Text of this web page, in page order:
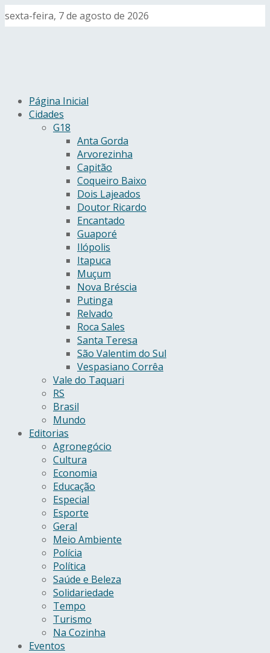
sexta-feira, 7 de agosto de 2026
Página Inicial
Cidades
G18
Anta Gorda
Arvorezinha
Capitão
Coqueiro Baixo
Dois Lajeados
Doutor Ricardo
Encantado
Guaporé
Ilópolis
Itapuca
Muçum
Nova Bréscia
Putinga
Relvado
Roca Sales
Santa Teresa
São Valentim do Sul
Vespasiano Corrêa
Vale do Taquari
RS
Brasil
Mundo
Editorias
Agronegócio
Cultura
Economia
Educação
Especial
Esporte
Geral
Meio Ambiente
Polícia
Política
Saúde e Beleza
Solidariedade
Tempo
Turismo
Na Cozinha
Eventos